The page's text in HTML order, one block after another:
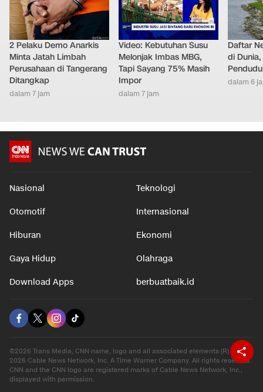
2 Pelaku Demo Anarkis
Minta Jatah Limbah
Perusahaan di Tangerang
Ditangkap
dalam 7 jam
Video: Kebutuhan Susu
Melonjak Imbas MBG,
Tapi Sayang 75% Masih
Impor
dalam 7 jam
Daftar
di
dalam 6
Nasional Teknologi
Otomotif Internasional
Hiburan Ekonomi
Gaya Hidup Olahraga
Download Apps berbuatbaik.id
©2026 Trans Media, CNN name, logo and all associated elements (R) and ©
2026 Cable News Network, Inc. A Time Warner Company. All rights reserved.
CNN and the CNN logo are registered marks of Cable News Network, Inc.,
displayed with permission.